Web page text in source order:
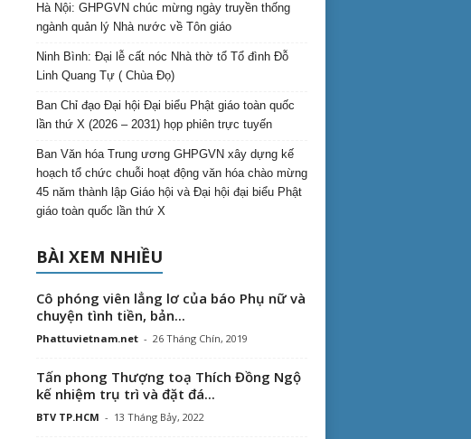
Hà Nội: GHPGVN chúc mừng ngày truyền thống
ngành quản lý Nhà nước về Tôn giáo
Ninh Bình: Đại lễ cất nóc Nhà thờ tổ Tổ đình Đỗ
Linh Quang Tự ( Chùa Đọ)
Ban Chỉ đạo Đại hội Đại biểu Phật giáo toàn quốc
lần thứ X (2026 – 2031) họp phiên trực tuyến
Ban Văn hóa Trung ương GHPGVN xây dựng kế
hoạch tổ chức chuỗi hoạt động văn hóa chào mừng
45 năm thành lập Giáo hội và Đại hội đại biểu Phật
giáo toàn quốc lần thứ X
BÀI XEM NHIỀU
Cô phóng viên lẳng lơ của báo Phụ nữ và
chuyện tình tiền, bản...
Phattuvietnam.net - 26 Tháng Chín, 2019
Tấn phong Thượng toạ Thích Đồng Ngộ
kế nhiệm trụ trì và đặt đá...
BTV TP.HCM - 13 Tháng Bảy, 2022